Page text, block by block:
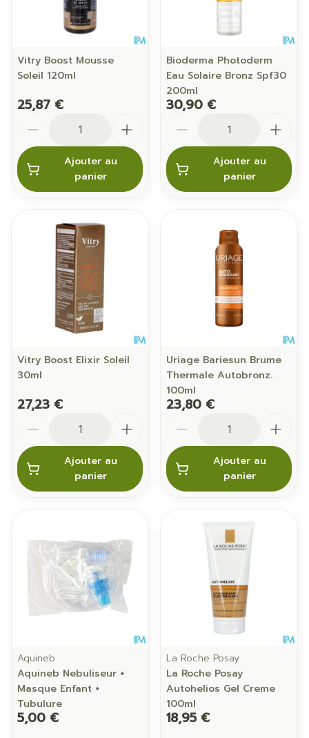
Vitry Boost Mousse
Soleil 120ml
25,87 €
Ajouter au
panier
Bioderma Photoderm
Eau Solaire Bronz Spf30
200ml
30,90 €
Ajouter au
panier
Vitry Boost Elixir Soleil
30ml
27,23 €
Ajouter au
panier
Uriage Bariesun Brume
Thermale Autobronz.
100ml
23,80 €
Ajouter au
panier
Aquineb
Aquineb Nebuliseur +
Masque Enfant +
Tubulure
5,00 €
La Roche Posay
La Roche Posay
Autohelios Gel Creme
100ml
18,95 €